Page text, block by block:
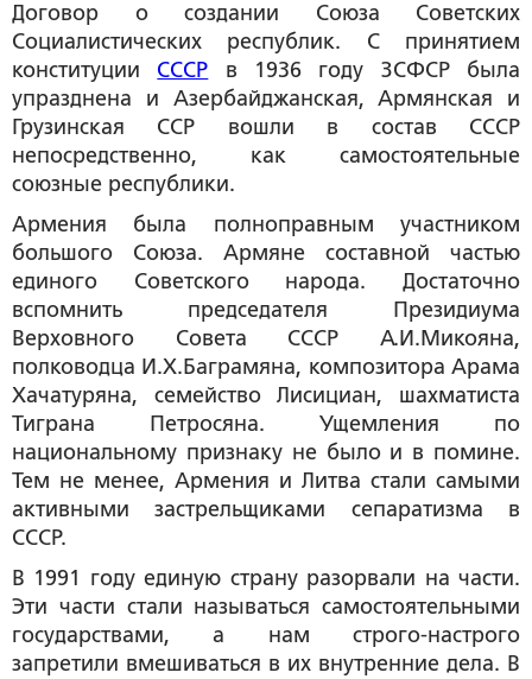
Договор о создании Союза Советских
Социалистических республик. С принятием
конституции СССР в 1936 году ЗСФСР была
упразднена и Азербайджанская, Армянская и
Грузинская ССР вошли в состав СССР
непосредственно, как самостоятельные
союзные республики.
Армения была полноправным участником
большого Союза. Армяне составной частью
единого Советского народа. Достаточно
вспомнить председателя Президиума
Верховного Совета СССР А.И.Микояна,
полководца И.Х.Баграмяна, композитора Арама
Хачатуряна, семейство Лисициан, шахматиста
Тиграна Петросяна. Ущемления по
национальному признаку не было и в помине.
Тем не менее, Армения и Литва стали самыми
активными застрельщиками сепаратизма в
СССР.
В 1991 году единую страну разорвали на части.
Эти части стали называться самостоятельными
государствами, а нам строго-настрого
запретили вмешиваться в их внутренние дела. В